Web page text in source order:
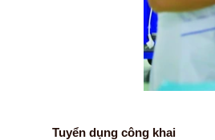
Tuyển dụng công khai